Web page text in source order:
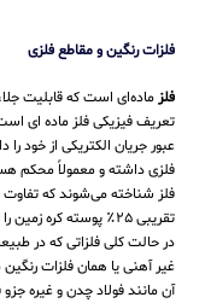
فلزات رنگین و مقاطع فلزی
فلز ماده‌ای است که قابلیت
عبور جریان الکتریکی از خود
فلز شناخته می‌شوند که تفاوت
تقریبی ۲۵٪ پوسته کره زمین را فلزات تشکیل می‌دهند
در حالت کلی فلزاتی که در
غیر آهنی یا همان فلزات رنگین
آن مانند فولاد چدن و غیره